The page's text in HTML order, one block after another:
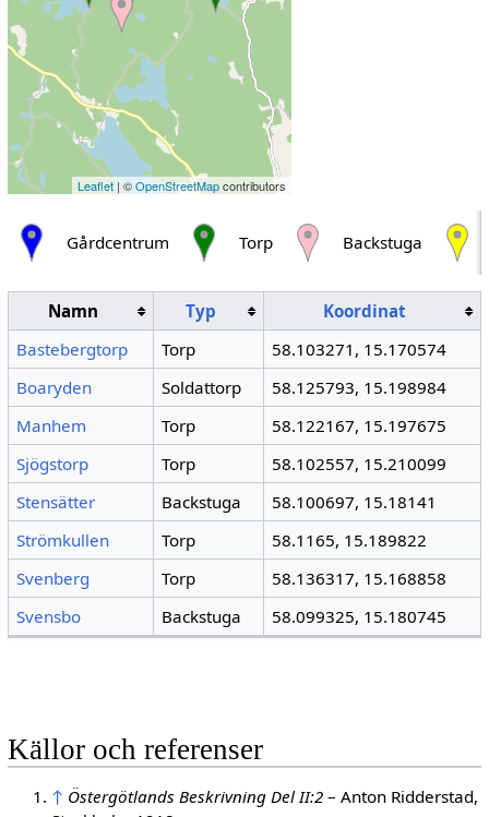
Leaflet | ©OpenStreetMapcontributors
Gårdcentrum Torp Backstuga
Namn Typ
Koordinat
Bastebergtorp
Torp
58.103271, 15.170574
Boaryden
Soldattorp
58.125793, 15.198984
Manhem
Torp
58.122167, 15.197675
Sjögstorp
Torp
58.102557, 15.210099
Stensätter
Backstuga
58.100697, 15.18141
Strömkullen
Torp
58.1165, 15.189822
Svenberg
Torp
58.136317, 15.168858
Svensbo
Backstuga 58.099325, 15.180745
Källor och referenser
↑ Östergötlands Beskrivning Del II:2– Anton Ridderstad,